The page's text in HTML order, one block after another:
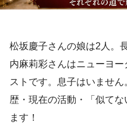
松坂慶子さんの娘は2人。
内麻莉彩さんはニューヨ
ストです。息子はいませ
歴・現在の活動・「似て
ます！